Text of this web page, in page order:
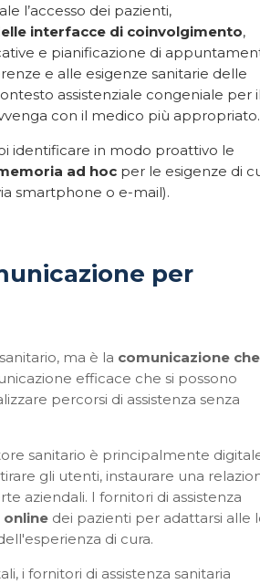
l’accesso dei pazienti,
interfacce di coinvolgimento,
e pianificazione di
e alle esigenze sanitarie delle
assistenziale congeniale per il
con il medico più appropriato.
identificare in modo proattivo le
ad hoc per le esigenze di
smartphone o e-mail).
per
ma è la comunicazione che
efficace che si possono
percorsi di assistenza senza
sanitario è principalmente
gli utenti, instaurare una
aziendali. I fornitori di assistenza
dei pazienti per adattarsi alle
di cura.
i fornitori di assistenza sanitaria